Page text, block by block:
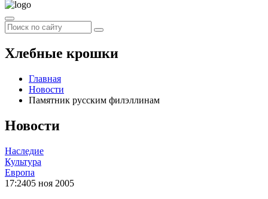
Хлебные крошки
Главная
Новости
Памятник русским филэллинам
Новости
Наследие
Культура
Европа
17:2405 ноя 2005